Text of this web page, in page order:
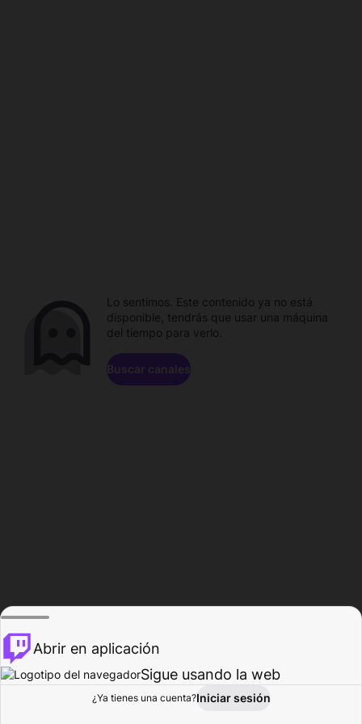
Explorar Actividad
Lo sentimos. Este contenido ya no está
disponible, tendrás que usar una máquina
del tiempo para verlo.
Buscar canales
Abrir en aplicación
Sigue usando la web
¿Ya tienes una cuenta?Iniciar sesión